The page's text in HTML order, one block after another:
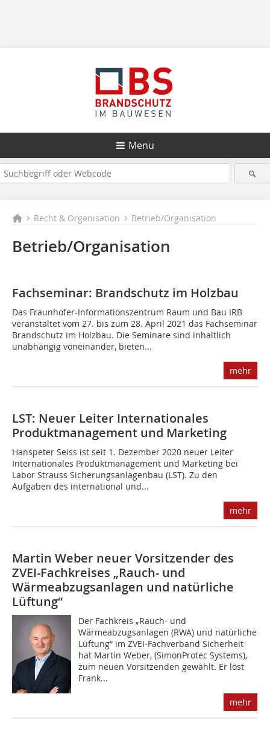
Menü
Recht & Organisation Betrieb/Organisation
Betrieb/Organisation
Fachseminar: Brandschutz im Holzbau
Das Fraunhofer-Informationszentrum Raum und Bau IRB
veranstaltet vom 27. bis zum 28. April 2021 das Fachseminar
Brandschutz im Holzbau. Die Seminare sind inhaltlich
unabhängig voneinander, bieten...
mehr
LST: Neuer Leiter Internationales
Produktmanagement und Marketing
Hanspeter Seiss ist seit 1. Dezember 2020 neuer Leiter
Internationales Produktmanagement und Marketing bei
Labor Strauss Sicherungsanlagenbau (LST). Zu den
Aufgaben des international und...
mehr
Martin Weber neuer Vorsitzender des
ZVEI-Fachkreises „Rauch- und
Wärmeabzugsanlagen und natürliche
Lüftung“
Der Fachkreis „Rauch- und
Wärmeabzugsanlagen (RWA) und natürliche
Lüftung“ im ZVEI-Fachverband Sicherheit
hat Martin Weber, (SimonProtec Systems),
zum neuen Vorsitzenden gewählt. Er löst
Frank...
mehr